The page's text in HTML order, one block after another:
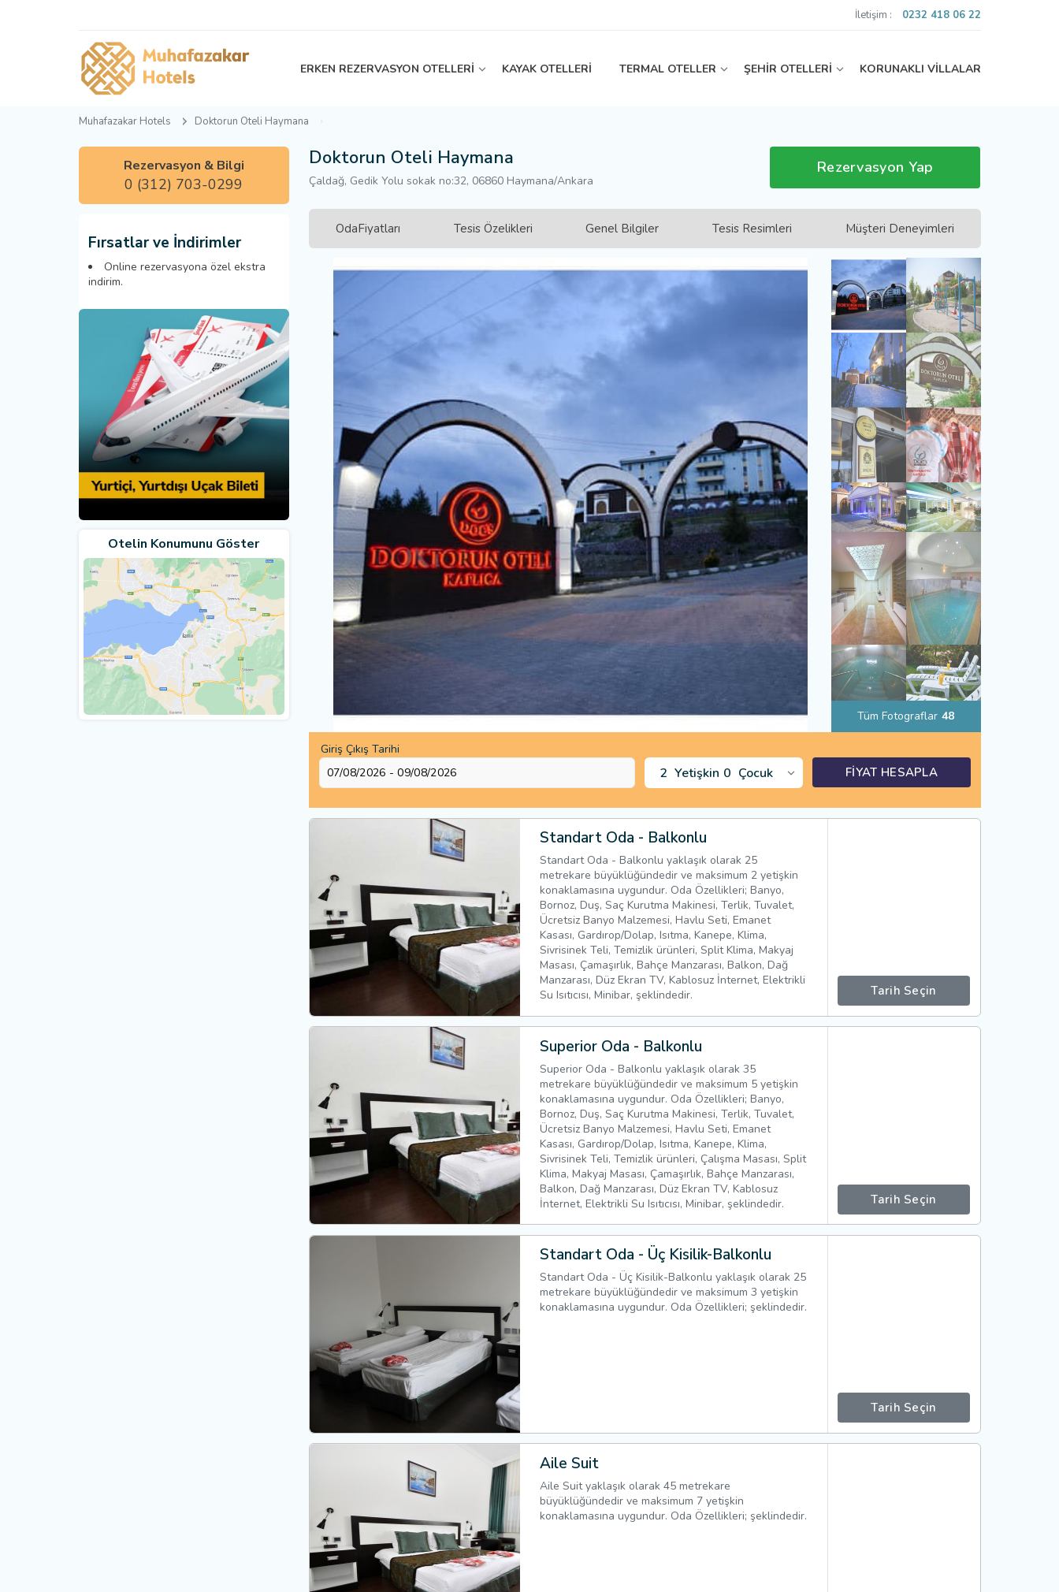
İletişim : 0232 418 06 22
ERKEN REZERVASYON OTELLERİ KAYAK OTELLERİ TERMAL OTELLER ŞEHİR OTELLERİ KORUNAKLI VİLLALAR
Muhafazakar Hotels Doktorun Oteli Haymana
Rezervasyon & Bilgi
0 (312) 703-0299
Fırsatlar ve İndirimler
Online rezervasyona özel ekstra
indirim.
Otelin Konumunu Göster
Doktorun Oteli Haymana
Çaldağ, Gedik Yolu sokak no:32, 06860 Haymana/Ankara
Rezervasyon Yap
OdaFiyatları Tesis Özelikleri Genel Bilgiler Tesis Resimleri Müşteri Deneyimleri
Tüm Fotograflar 48
Giriş Çıkış Tarihi
2 Yetişkin 0 Çocuk FİYAT HESAPLA
Standart Oda - Balkonlu
Standart Oda - Balkonlu yaklaşık olarak 25
metrekare büyüklüğündedir ve maksimum 2 yetişkin
konaklamasına uygundur. Oda Özellikleri; Banyo,
Bornoz, Duş, Saç Kurutma Makinesi, Terlik, Tuvalet,
Ücretsiz Banyo Malzemesi, Havlu Seti, Emanet
Kasası, Gardırop/Dolap, Isıtma, Kanepe, Klima,
Sivrisinek Teli, Temizlik ürünleri, Split Klima, Makyaj
Masası, Çamaşırlık, Bahçe Manzarası, Balkon, Dağ
Manzarası, Düz Ekran TV, Kablosuz İnternet, Elektrikli
Su Isıtıcısı, Minibar, şeklindedir.
Tarih Seçin
Superior Oda - Balkonlu
Superior Oda - Balkonlu yaklaşık olarak 35
metrekare büyüklüğündedir ve maksimum 5 yetişkin
konaklamasına uygundur. Oda Özellikleri; Banyo,
Bornoz, Duş, Saç Kurutma Makinesi, Terlik, Tuvalet,
Ücretsiz Banyo Malzemesi, Havlu Seti, Emanet
Kasası, Gardırop/Dolap, Isıtma, Kanepe, Klima,
Sivrisinek Teli, Temizlik ürünleri, Çalışma Masası, Split
Klima, Makyaj Masası, Çamaşırlık, Bahçe Manzarası,
Balkon, Dağ Manzarası, Düz Ekran TV, Kablosuz
İnternet, Elektrikli Su Isıtıcısı, Minibar, şeklindedir.
Tarih Seçin
Standart Oda - Üç Kisilik-Balkonlu
Standart Oda - Üç Kisilik-Balkonlu yaklaşık olarak 25
metrekare büyüklüğündedir ve maksimum 3 yetişkin
konaklamasına uygundur. Oda Özellikleri; şeklindedir.
Tarih Seçin
Aile Suit
Aile Suit yaklaşık olarak 45 metrekare
büyüklüğündedir ve maksimum 7 yetişkin
konaklamasına uygundur. Oda Özellikleri; şeklindedir.